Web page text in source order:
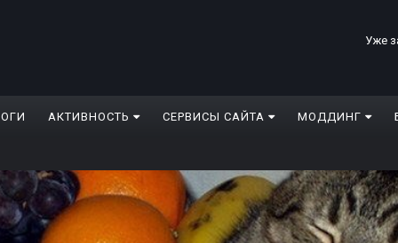
Уже
АКТИВНОСТЬ СЕРВИСЫ САЙТА МОДДИНГ